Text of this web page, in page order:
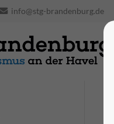
info@stg-brandenburg.de